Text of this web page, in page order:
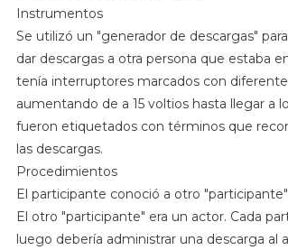
Instrumentos
Se utilizó un "generador de descargas"
dar descargas a otra persona que estaba
tenía interruptores marcados con
aumentando de a 15 voltios hasta llegar a
fueron etiquetados con términos que
las descargas.
Procedimientos
El participante conoció a otro
El otro "participante" era un actor. Cada
luego debería administrar una descarga al